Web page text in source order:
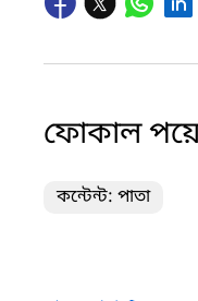
ফোকাল
কন্টেন্ট: পাতা